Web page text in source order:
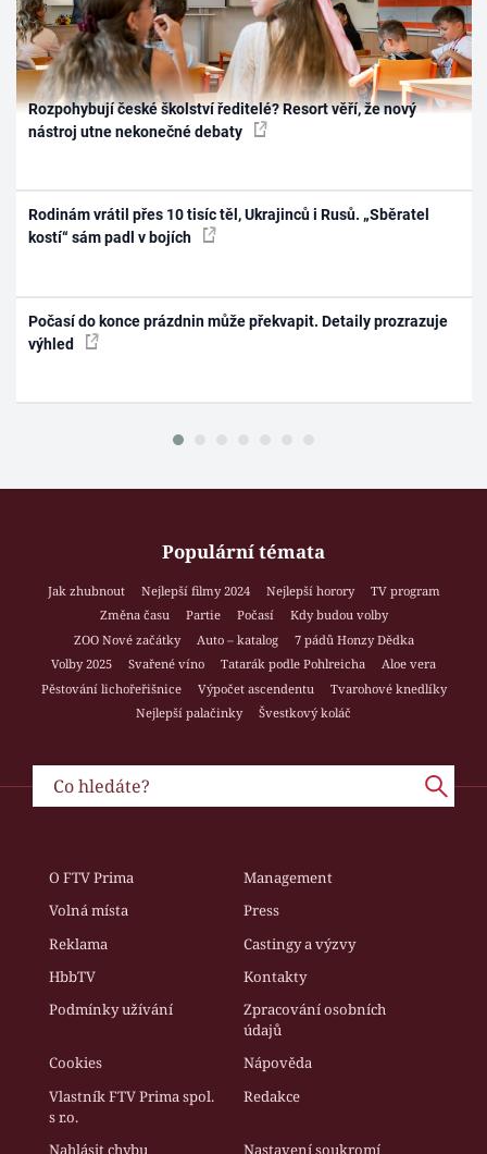
Rozpohybují české školství ředitelé? Resort věří, že nový
nástroj utne nekonečné debaty
Rodinám vrátil přes 10 tisíc těl, Ukrajinců i Rusů. „Sběratel
kostí“ sám padl v bojích
Počasí do konce prázdnin může překvapit. Detaily prozrazuje
výhled
Populární témata
Jak zhubnout Nejlepší filmy 2024 Nejlepší horory
TV program
Změna času
Partie Počasí
Kdy budou volby
ZOO Nové začátky
Auto – katalog
7 pádů Honzy Dědka
Volby 2025
Svařené víno Tatarák podle Pohlreicha
Aloe vera
Pěstování lichořeřišnice
Výpočet ascendentu
Tvarohové knedlíky
Nejlepší palačinky
Švestkový koláč
O FTV Prima
Management
Volná místa
Press
Reklama
Castingy a výzvy
HbbTV
Kontakty
Podmínky užívání
Zpracování osobních
údajů
Cookies
Nápověda
Vlastník FTV Prima spol.
s r.o.
Redakce
Nahlásit chybu Nastavení soukromí